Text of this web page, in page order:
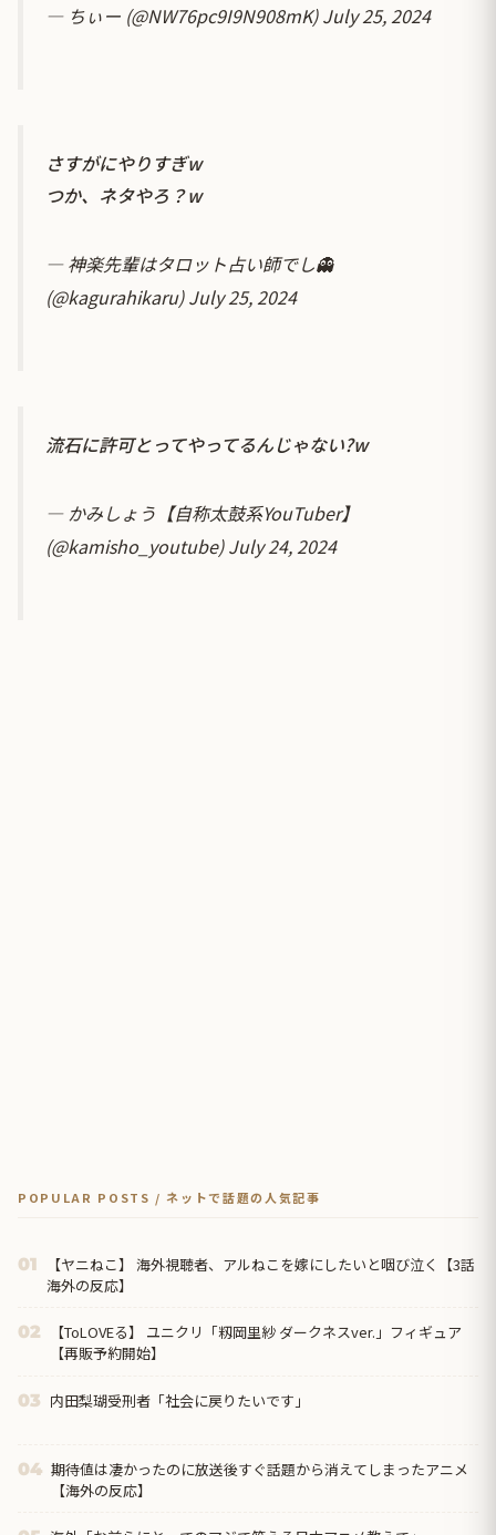
— ちぃー (@NW76pc9I9N908mK)July 25, 2024
さすがにやりすぎw
つか、ネタやろ？w
— 神楽先輩はタロット占い師でし👻
(@kagurahikaru)July 25, 2024
流石に許可とってやってるんじゃない?w
— かみしょう【自称太鼓系YouTuber】
(@kamisho_youtube)July 24, 2024
POPULAR POSTS / ネットで話題の人気記事
01
【ヤニねこ】 海外視聴者、アルねこを嫁にしたいと咽び泣く【3話
海外の反応】
02
【ToLOVEる】 ユニクリ「籾岡里紗 ダークネスver.」フィギュア
【再販予約開始】
03 内田梨瑚受刑者「社会に戻りたいです」
04 期待値は凄かったのに放送後すぐ話題から消えてしまったアニメ
【海外の反応】